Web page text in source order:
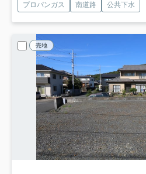
プロパンガス 南道路 公共下水
売地